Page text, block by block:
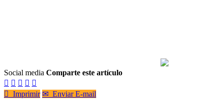
Social media Comparte este artículo
    
 Imprimir ✉ Enviar E-mail